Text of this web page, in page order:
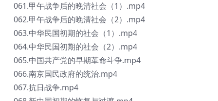
061.甲午战争后的晚清社会（1）.mp4
062.甲午战争后的晚清社会（2）.mp4
063.中华民国初期的社会（1）.mp4
064.中华民国初期的社会（2）.mp4
065.中国共产党的早期革命斗争.mp4
066.南京国民政府的统治.mp4
067.抗日战争.mp4